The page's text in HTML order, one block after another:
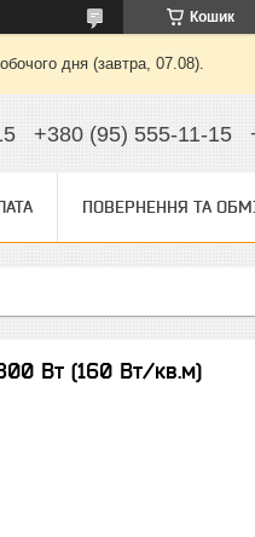
Кошик
дня (завтра, 07.08).
+380 (95) 555-11-15
ПОВЕРНЕННЯ ТА
Вт (160 Вт/кв.м)